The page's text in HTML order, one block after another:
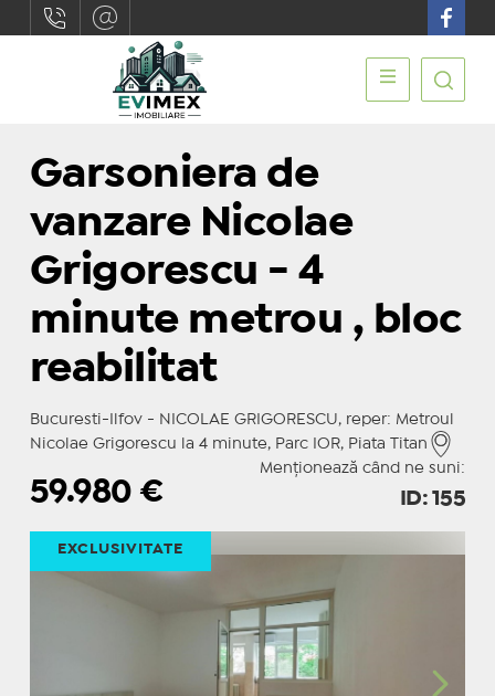
Garsoniera de
vanzare Nicolae
Grigorescu - 4
minute metrou , bloc
reabilitat
Bucuresti-Ilfov - NICOLAE GRIGORESCU, reper: Metroul
Nicolae Grigorescu la 4 minute, Parc IOR, Piata Titan
Menționează când ne suni:
59.980€ ID: 155
EXCLUSIVITATE